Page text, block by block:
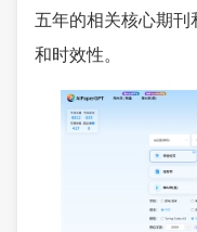
五年的相关核心期
和时效性。